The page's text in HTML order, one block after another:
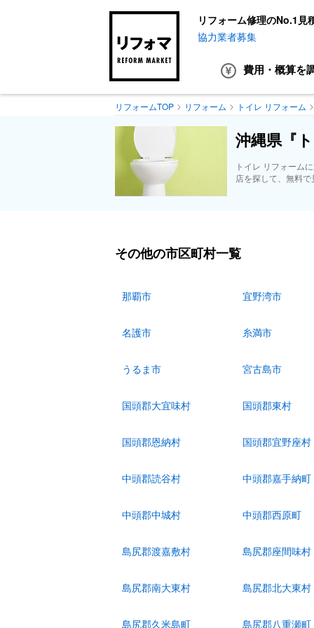
リフォーム修理のNo.1見
協力業者募集
費用・概算を
リフォームTOP リフォーム トイレ リフォーム
沖縄県『
トイレ リフォーム
店を探して、無料で
その他の市区町村一覧
那覇市 宜野湾市
名護市 糸満市
うるま市 宮古島市
国頭郡大宜味村 国頭郡東村
国頭郡恩納村 国頭郡宜野座村
中頭郡読谷村 中頭郡嘉手納町
中頭郡中城村 中頭郡西原町
島尻郡渡嘉敷村 島尻郡座間味村
島尻郡南大東村 島尻郡北大東村
島尻郡久米島町 島尻郡八重瀬町